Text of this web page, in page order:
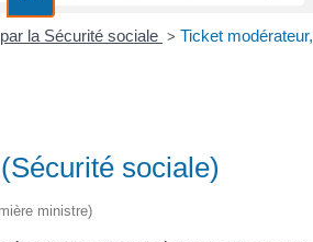
la Sécurité sociale > Ticket modérateur,
sociale)
ministre)